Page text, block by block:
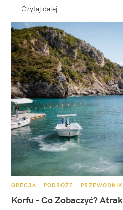
Czytaj dalej
K
T
E
GRECJA PODRÓŻE
Korfu – Co Zobaczyć?